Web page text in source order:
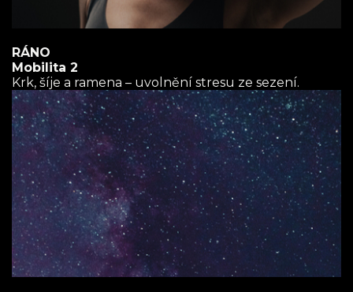
RÁNO
Mobilita 2
Krk, šíje a ramena – uvolnění stresu ze sezení.